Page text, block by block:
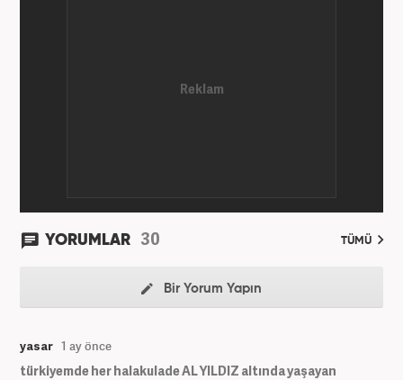
YORUMLAR 30 TÜMÜ
Bir Yorum Yapın
yasar 1 ay önce
türkiyemde her halakulade AL YILDIZ altında yaşayan